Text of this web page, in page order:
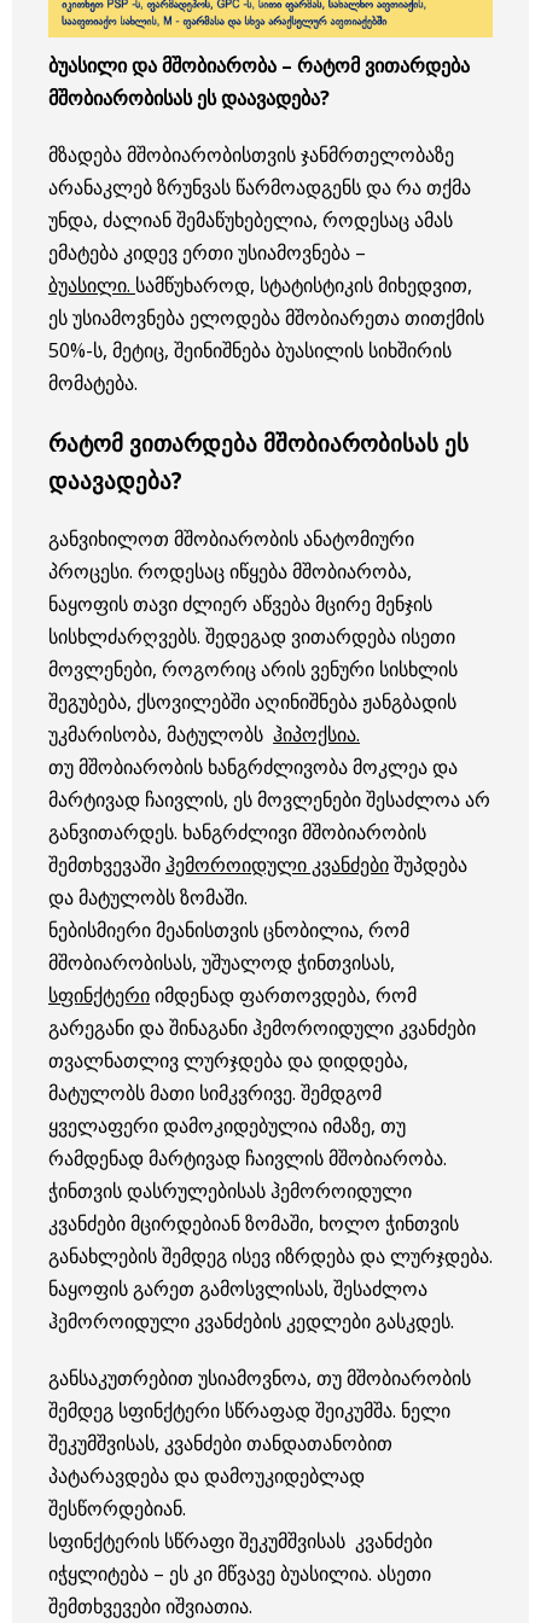
ბუასილი და მშობიარობა – რატომ ვითარდება
მშობიარობისას ეს დაავადება?
მზადება მშობიარობისთვის ჯანმრთელობაზე
არანაკლებ ზრუნვას წარმოადგენს და რა თქმა
უნდა, ძალიან შემაწუხებელია, როდესაც ამას
ემატება კიდევ ერთი უსიამოვნება –
ბუასილი. სამწუხაროდ, სტატისტიკის მიხედვით,
ეს უსიამოვნება ელოდება მშობიარეთა თითქმის
50%-ს, მეტიც, შეინიშნება ბუასილის სიხშირის
მომატება.
რატომ ვითარდება მშობიარობისას ეს
დაავადება?
განვიხილოთ მშობიარობის ანატომიური
პროცესი. როდესაც იწყება მშობიარობა,
ნაყოფის თავი ძლიერ აწვება მცირე მენჯის
სისხლძარღვებს. შედეგად ვითარდება ისეთი
მოვლენები, როგორიც არის ვენური სისხლის
შეგუბება, ქსოვილებში აღინიშნება ჟანგბადის
უკმარისობა, მატულობს ჰიპოქსია.
თუ მშობიარობის ხანგრძლივობა მოკლეა და
მარტივად ჩაივლის, ეს მოვლენები შესაძლოა არ
განვითარდეს. ხანგრძლივი მშობიარობის
შემთხვევაშიჰემოროიდული კვანძებიშუპდება
და მატულობს ზომაში.
ნებისმიერი მეანისთვის ცნობილია, რომ
მშობიარობისას, უშუალოდ ჭინთვისას,
სფინქტერიიმდენად ფართოვდება, რომ
გარეგანი და შინაგანი ჰემოროიდული კვანძები
თვალნათლივ ლურჯდება და დიდდება,
მატულობს მათი სიმკვრივე. შემდგომ
ყველაფერი დამოკიდებულია იმაზე, თუ
რამდენად მარტივად ჩაივლის მშობიარობა.
ჭინთვის დასრულებისას ჰემოროიდული
კვანძები მცირდებიან ზომაში, ხოლო ჭინთვის
განახლების შემდეგ ისევ იზრდება და ლურჯდება.
ნაყოფის გარეთ გამოსვლისას, შესაძლოა
ჰემოროიდული კვანძების კედლები გასკდეს.
განსაკუთრებით უსიამოვნოა, თუ მშობიარობის
შემდეგ სფინქტერი სწრაფად შეიკუმშა. ნელი
შეკუმშვისას, კვანძები თანდათანობით
პატარავდება და დამოუკიდებლად
შესწორდებიან.
სფინქტერის სწრაფი შეკუმშვისას კვანძები
იჭყლიტება – ეს კი მწვავე ბუასილია. ასეთი
შემთხვევები იშვიათია.